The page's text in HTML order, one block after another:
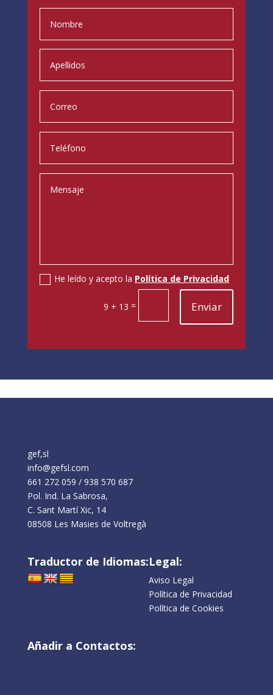
He leído y acepto la Política de Privacidad
9 + 13 = Enviar
gef,sl
info@gefsl.com
661 272 059 / 938 570 687
Pol. Ind. La Sabrosa,
C. Sant Martí Xic, 14
08508 Les Masies de Voltregà
Traductor de Idiomas:Legal:
Aviso Legal
Política de Privacidad
Política de Cookies
Añadir a Contactos: